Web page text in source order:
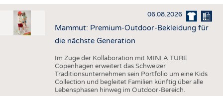
HAUS- UND HEIMTEXTILIEN
BEKLEIDUNG
TESTS
AUSSCHREIBUNGEN
STATISTICS
06.08.2026
Mammut: Premium-Outdoor-Bekleidung für
die nächste Generation
Im Zuge der Kollaboration mit MINI A TURE
Copenhagen erweitert das Schweizer
Traditionsunternehmen sein Portfolio um eine Kids
Collection und begleitet Familien künftig über alle
Lebensphasen hinweg im Outdoor-Bereich.